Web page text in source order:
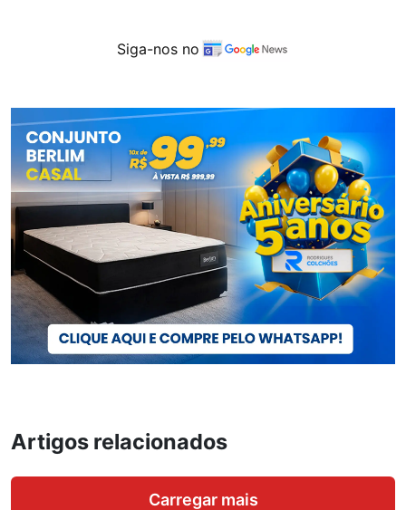
Siga-nos no
Artigos relacionados
Carregar mais